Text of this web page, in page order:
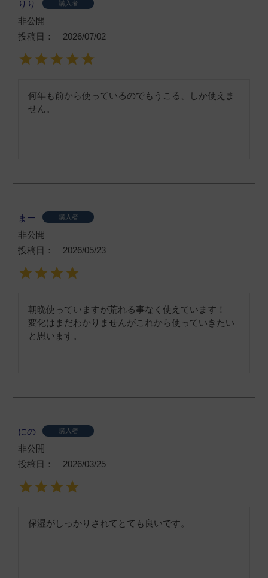
りり 購入者
非公開
投稿日
2026/07/02
何年も前から使っているのでもうこる、しか使えま
せん。
まー 購入者
非公開
投稿日
2026/05/23
朝晩使っていますが荒れる事なく使えています！
変化はまだわかりませんがこれから使っていきたい
と思います。
にの 購入者
非公開
投稿日
2026/03/25